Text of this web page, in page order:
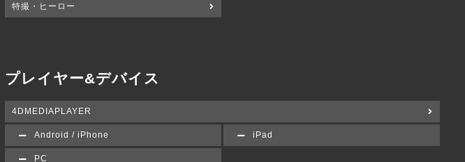
特撮・ヒーロー
プレイヤー&デバイス
4DMEDIAPLAYER
Android / iPhone iPad
PC